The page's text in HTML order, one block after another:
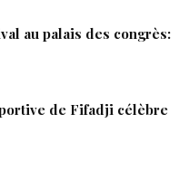
au palais des congrès:
de Fifadji célèbre